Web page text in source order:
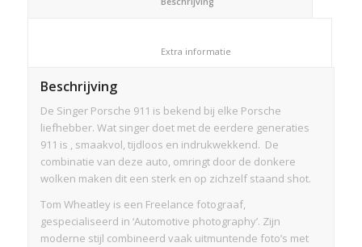
Beschrijving
De Singer Porsche 911 is bekend bij elke Porsche
liefhebber. Wat singer doet met de eerdere generaties
911 is , smaakvol, tijdloos en indrukwekkend. De
combinatie van deze auto, omringt door de donkere
wolken maken dit een sterk en op zichzelf staand shot.
Tom Wheatley is een Freelance fotograaf,
gespecialiseerd in ‘Automotive photography’. Zijn
moderne stijl combineerd vaak uitmuntende foto’s met